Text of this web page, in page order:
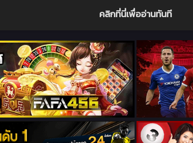
คลิกที่นี่เพื่ออ่านทันที